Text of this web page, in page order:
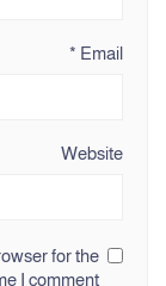
Email
*
Website
for the
I comment.